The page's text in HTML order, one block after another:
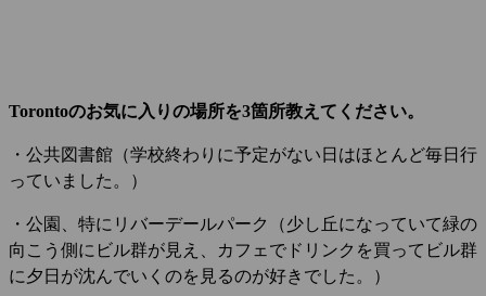
Torontoのお気に入りの場所を3箇所教えてください。
・公共図書館（学校終わりに予定がない日はほとんど毎日行
っていました。）
・公園、特にリバーデールパーク（少し丘になっていて緑の
向こう側にビル群が見え、カフェでドリンクを買ってビル群
に夕日が沈んでいくのを見るのが好きでした。）